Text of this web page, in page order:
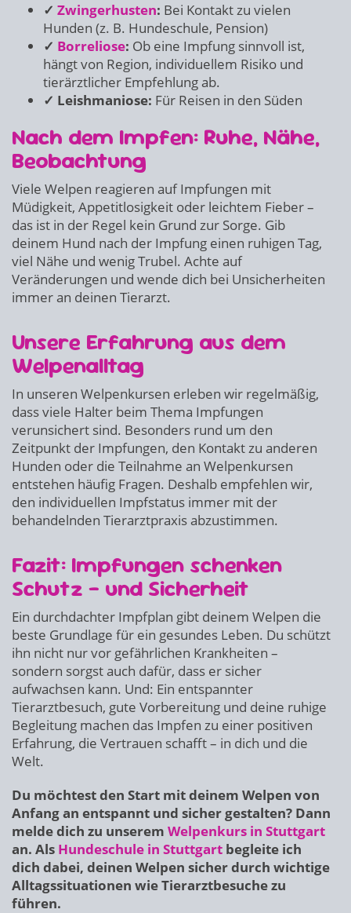
✓ Zwingerhusten: Bei Kontakt zu vielen
Hunden (z. B. Hundeschule, Pension)
✓ Borreliose: Ob eine Impfung sinnvoll ist,
hängt von Region, individuellem Risiko und
tierärztlicher Empfehlung ab.
✓ Leishmaniose: Für Reisen in den Süden
Nach dem Impfen: Ruhe, Nähe,
Beobachtung
Viele Welpen reagieren auf Impfungen mit
Müdigkeit, Appetitlosigkeit oder leichtem Fieber –
das ist in der Regel kein Grund zur Sorge. Gib
deinem Hund nach der Impfung einen ruhigen Tag,
viel Nähe und wenig Trubel. Achte auf
Veränderungen und wende dich bei Unsicherheiten
immer an deinen Tierarzt.
Unsere Erfahrung aus dem
Welpenalltag
In unseren Welpenkursen erleben wir regelmäßig,
dass viele Halter beim Thema Impfungen
verunsichert sind. Besonders rund um den
Zeitpunkt der Impfungen, den Kontakt zu anderen
Hunden oder die Teilnahme an Welpenkursen
entstehen häufig Fragen. Deshalb empfehlen wir,
den individuellen Impfstatus immer mit der
behandelnden Tierarztpraxis abzustimmen.
Fazit: Impfungen schenken
Schutz – und Sicherheit
Ein durchdachter Impfplan gibt deinem Welpen die
beste Grundlage für ein gesundes Leben. Du schützt
ihn nicht nur vor gefährlichen Krankheiten –
sondern sorgst auch dafür, dass er sicher
aufwachsen kann. Und: Ein entspannter
Tierarztbesuch, gute Vorbereitung und deine ruhige
Begleitung machen das Impfen zu einer positiven
Erfahrung, die Vertrauen schafft – in dich und die
Welt.
Du möchtest den Start mit deinem Welpen von
Anfang an entspannt und sicher gestalten? Dann
melde dich zu unserem Welpenkurs in Stuttgart
an. Als Hundeschule in Stuttgart begleite ich
dich dabei, deinen Welpen sicher durch wichtige
Alltagssituationen wie Tierarztbesuche zu
führen.